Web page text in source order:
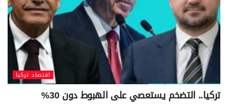
اقتصاد تركيا
تركيا.. التضخم يستعصي على الهبوط دون 30%